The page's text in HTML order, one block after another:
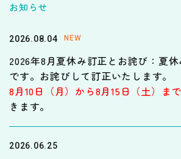
お知らせ
2026.08.04 NEW
2026年8月夏休み訂正とお詫び：夏
です。お詫びして訂正いたします。
8月10日（月）から8月15日（土）まで
きます。
2026.06.25